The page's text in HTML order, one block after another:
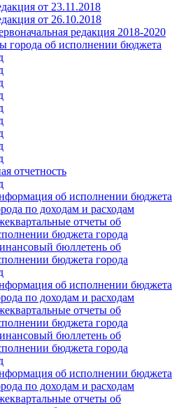
от 23.11.2018
от 26.10.2018
редакция 2018-2020
города об исполнении бюджета
отчетность
об исполнении бюджета
по доходам и расходам
отчеты об
бюджета города
бюллетень об
бюджета города
об исполнении бюджета
по доходам и расходам
отчеты об
бюджета города
бюллетень об
бюджета города
об исполнении бюджета
по доходам и расходам
отчеты об